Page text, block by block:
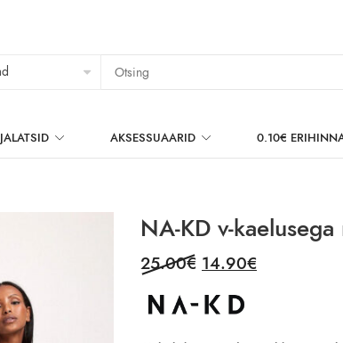
JALATSID AKSESSUAARID 0.10€
NA-KD v-
25.00€ Original
was:
14.90€